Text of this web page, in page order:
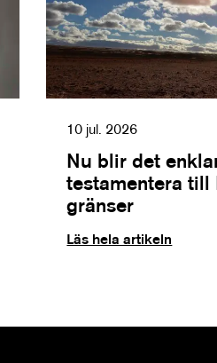
10 jul. 2026
Nu blir det
testamentera till
gränser
Läs hela artikeln